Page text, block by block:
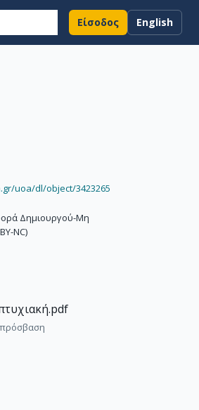
Είσοδος English
uoa/dl/object/3423265
Δημιουργού-Μη
NC)
πρόσβαση